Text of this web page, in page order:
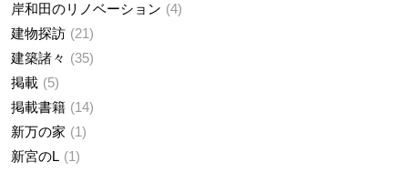
岸和田のリノベーション
4
建物探訪
21
建築諸々
35
掲載
5
掲載書籍
14
新万の家
1
新宮のL
1